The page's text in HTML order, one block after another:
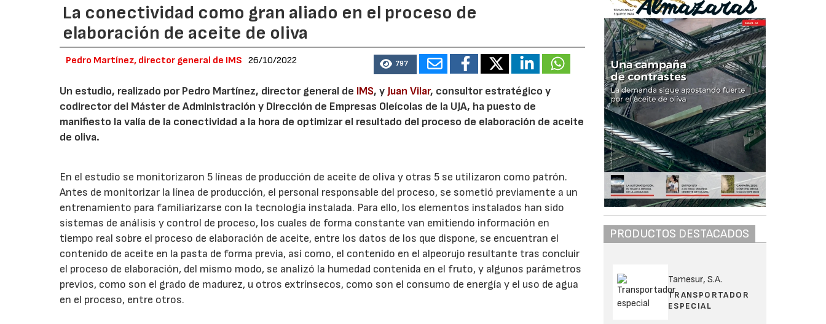
La conectividad como gran aliado en el proceso de
elaboración de aceite de oliva
Pedro Martínez, director general de IMS 26/10/2022 797
Un estudio, realizado por Pedro Martínez, director general de IMS, yJuan Vilar, consultor estratégico y
codirector del Máster de Administración y Dirección de Empresas Oleícolas de la UJA, ha puesto de
manifiesto la valía de la conectividad a la hora de optimizar el resultado del proceso de elaboración de aceite
de oliva.
En el estudio se monitorizaron 5 líneas de producción de aceite de oliva y otras 5 se utilizaron como patrón.
Antes de monitorizar la línea de producción, el personal responsable del proceso, se sometió previamente a un
entrenamiento para familiarizarse con la tecnología instalada. Para ello, los elementos instalados han sido
sistemas de análisis y control de proceso, los cuales de forma constante van emitiendo información en
tiempo real sobre el proceso de elaboración de aceite, entre los datos de los que dispone, se encuentran el
contenido de aceite en la pasta de forma previa, así como, el contenido en el alpeorujo resultante tras concluir
el proceso de elaboración, del mismo modo, se analizó la humedad contenida en el fruto, y algunos parámetros
previos, como son el grado de madurez, u otros extrínsecos, como son el consumo de energía y el uso de agua
en el proceso, entre otros.
PRODUCTOS DESTACADOS
Tamesur, S.A.
TRANSPORTADOR
ESPECIAL